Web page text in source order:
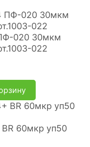
020 30мкм
022
60мкр уп50